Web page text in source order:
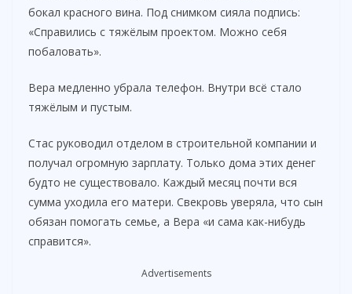
d
e
бокал красного вина. Под снимком сияла подпись:
«Справились с тяжёлым проектом. Можно себя
побаловать».
Вера медленно убрала телефон. Внутри всё стало
тяжёлым и пустым.
Стас руководил отделом в строительной компании и
получал огромную зарплату. Только дома этих денег
будто не существовало. Каждый месяц почти вся
сумма уходила его матери. Свекровь уверяла, что сын
обязан помогать семье, а Вера «и сама как-нибудь
справится».
Advertisements